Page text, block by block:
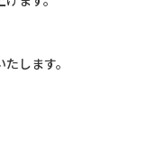
します。